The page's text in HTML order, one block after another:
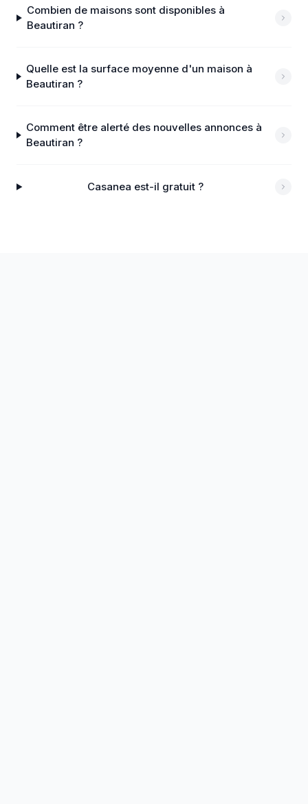
Combien de maisons sont disponibles à
Beautiran ?
Quelle est la surface moyenne d'un maison à
Beautiran ?
Comment être alerté des nouvelles annonces à
Beautiran ?
Casanea est-il gratuit ?